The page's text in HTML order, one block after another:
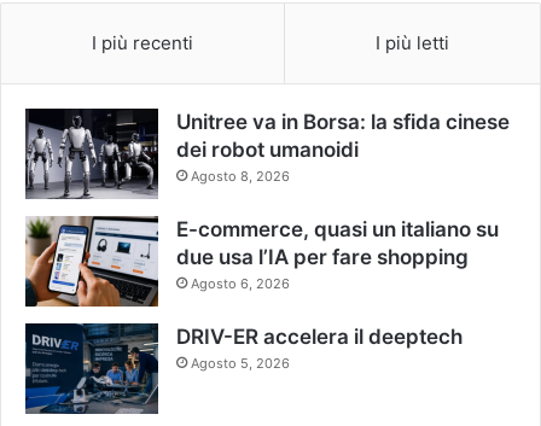
I più recenti I più letti
Unitree va in Borsa: la sfida cinese
dei robot umanoidi
Agosto 8, 2026
E-commerce, quasi un italiano su
due usa l’IA per fare shopping
Agosto 6, 2026
DRIV-ER accelera il deeptech
Agosto 5, 2026